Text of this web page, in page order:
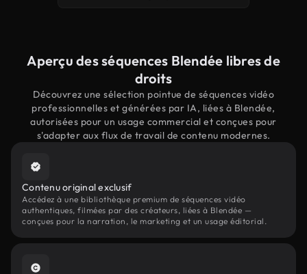
Aperçu des séquences Blendée libres de
droits
Découvrez une sélection pointue de séquences vidéo
professionnelles et générées par IA, liées à Blendée,
autorisées pour un usage commercial et conçues pour
s'adapter aux flux de travail de contenu modernes.
Contenu original exclusif
Accédez à une bibliothèque premium de séquences vidéo
authentiques, filmées par des créateurs, liées à Blendée —
conçues pour la narration, le marketing et un usage éditorial.